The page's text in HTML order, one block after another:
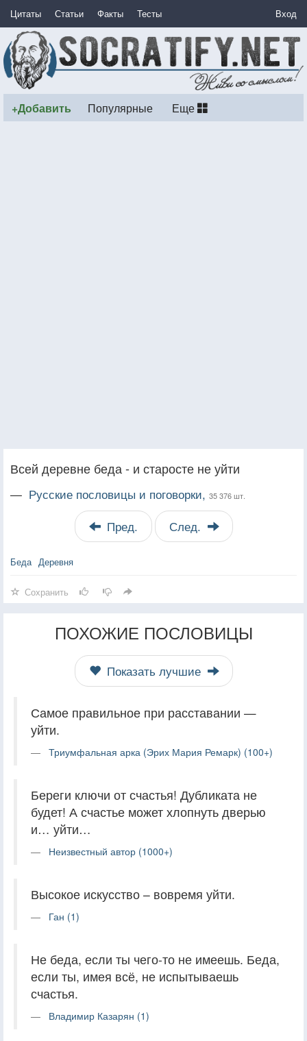
Цитаты Статьи Факты Тесты Вход
+Добавить Популярные Еще
Всей деревне беда - и старосте не уйти
— Русские пословицы и поговорки, 35 376 шт.
Пред. След.
Беда Деревня
Сохранить
ПОХОЖИЕ ПОСЛОВИЦЫ
Показать лучшие
Самое правильное при расставании —
уйти.
Триумфальная арка (Эрих Мария Ремарк) (100+)
Береги ключи от счастья! Дубликата не
будет! А счастье может хлопнуть дверью
и… уйти…
Неизвестный автор (1000+)
Высокое искусство – вовремя уйти.
Ган (1)
Не беда, если ты чего-то не имеешь. Беда,
если ты, имея всё, не испытываешь
счастья.
Владимир Казарян (1)